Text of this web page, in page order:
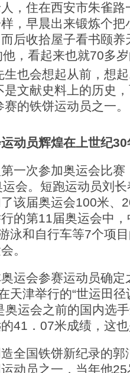
住在西安市朱雀路
，早晨出来锻炼个
后收拾屋子看书颐
，看起来也就70多
生也会想起从前，想
是文献史料上的历史
的铁饼运动员之一。
动员辉煌在上世纪30
次参加奥运会比赛
会。短跑运动员刘
该届奥运会100米、
的第11届奥运会中
泳和自行车等7个项
。
会参赛运动员确定
天津举行的“世运田
奥运会之前的国内选
41．07米成绩，这
国铁饼新纪录的郭
动员之一，当年他